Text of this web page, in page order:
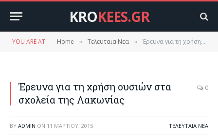
KROKEES.GR
YOU ARE AT: Home » Τελευταια Νεα » Έρευνα για τη χρήση ουσιών στα σχολεία της Λακωνίας
Έρευνα για τη χρήση ουσιών στα
σχολεία της Λακωνίας
0
BY ADMIN ON 11 ΜΑΡΤΊΟΥ, 2015 ΤΕΛΕΥΤΑΙΑ ΝΕΑ